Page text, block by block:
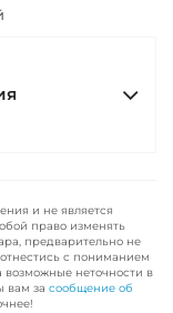
и не является
право изменять
предварительно не
с пониманием
неточности в
вам за сообщение об